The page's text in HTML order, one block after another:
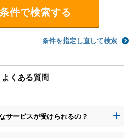
条件を指定し直して検索
よくある質問
サービスが受けられるの？